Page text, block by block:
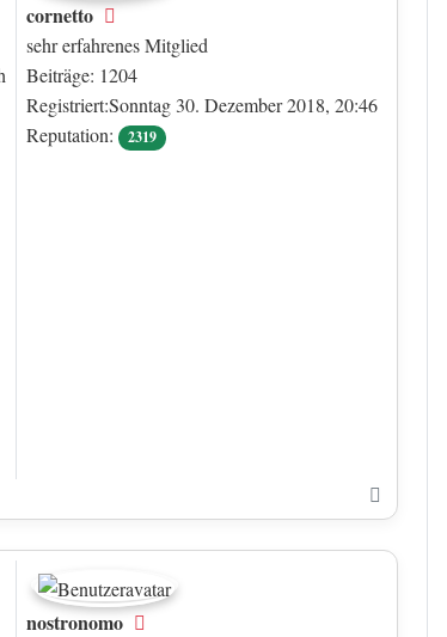
cornetto
sehr erfahrenes Mitglied
Beiträge: 1204
Registriert:Sonntag 30. Dezember 2018, 20:46
Reputation:
2319
nostronomo